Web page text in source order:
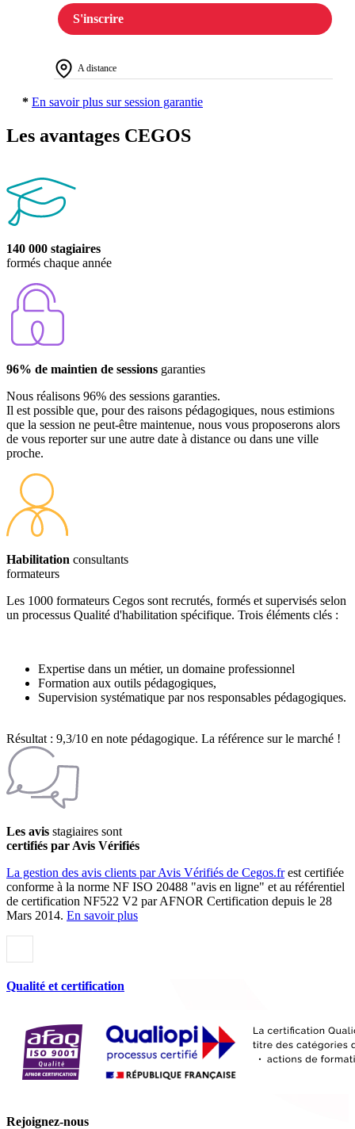
S'inscrire
A distance
* En savoir plus sur session garantie
Les avantages CEGOS
140 000 stagiaires
formés chaque année
96% de maintien de sessions garanties
Nous réalisons 96% des sessions garanties.
Il est possible que, pour des raisons pédagogiques, nous estimions
que la session ne peut-être maintenue, nous vous proposerons alors
de vous reporter sur une autre date à distance ou dans une ville
proche.
Habilitation consultants
formateurs
Les 1000 formateurs Cegos sont recrutés, formés et supervisés selon
un processus Qualité d'habilitation spécifique. Trois éléments clés :
Expertise dans un métier, un domaine professionnel
Formation aux outils pédagogiques,
Supervision systématique par nos responsables pédagogiques.
Résultat : 9,3/10 en note pédagogique. La référence sur le marché !
Les avis stagiaires sont
certifiés par Avis Vérifiés
La gestion des avis clients par Avis Vérifiés de Cegos.frest certifiée
conforme à la norme NF ISO 20488 "avis en ligne" et au référentiel
de certification NF522 V2 par AFNOR Certification depuis le 28
Mars 2014. En savoir plus
Qualité et certification
Rejoignez-nous